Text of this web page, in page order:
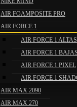
AIR FOAMPOSITE PRO
AIR FORCE 1
AIR FORCE 1 ALTAS
AIR FORCE 1 BAJAS
AIR FORCE 1 PIXEL
AIR FORCE 1
AIR MAX 2090
AIR MAX 270